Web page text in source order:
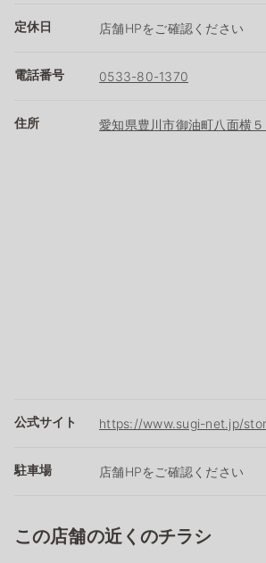
定休日 店舗HPをご確認ください
電話番号 0533-80-1370
住所 愛知県豊川市御油町八面横
公式サイト https://www.sugi-net.jp/
駐車場 店舗HPをご確認ください
この店舗の近くのチラシ